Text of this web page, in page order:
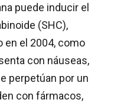
puede inducir el
(SHC),
en el 2004, como
con náuseas,
perpetúan por un
con fármacos,